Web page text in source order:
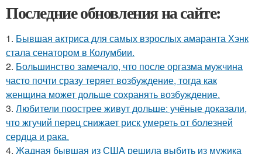
Последние обновления на сайте:
1. Бывшая актриса для самых взрослых амаранта Хэнк
стала сенатором в Колумбии.
2. Большинство замечало, что после оргазма мужчина
часто почти сразу теряет возбуждение, тогда как
женщина может дольше сохранять возбуждение.
3. Любители поострее живут дольше: учёные доказали,
что жгучий перец снижает риск умереть от болезней
сердца и рака.
4. Жадная бывшая из США решила выбить из мужика